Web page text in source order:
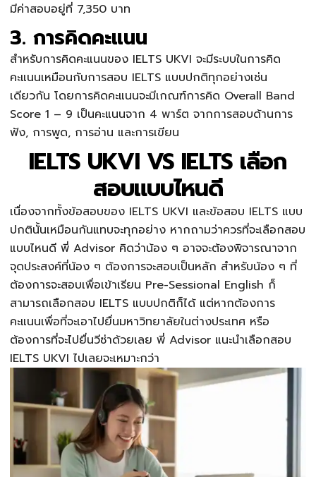
มีค่าสอบอยู่ที่ 7,350 บาท
3. การคิดคะแนน
สำหรับการคิดคะแนนของ IELTS UKVI จะมีระบบในการคิด
คะแนนเหมือนกับการสอบ IELTS แบบปกติทุกอย่างเช่น
เดียวกัน โดยการคิดคะแนนจะมีเกณฑ์การคิด Overall Band
Score 1 – 9 เป็นคะแนนจาก 4 พาร์ต จากการสอบด้านการ
ฟัง, การพูด, การอ่าน และการเขียน
IELTS UKVI VS IELTS เลือก
สอบแบบไหนดี
เนื่องจากทั้งข้อสอบของ IELTS UKVI และข้อสอบ IELTS แบบ
ปกตินั้นเหมือนกันแทบจะทุกอย่าง หากถามว่าควรที่จะเลือกสอบ
แบบไหนดี พี่ Advisor คิดว่าน้อง ๆ อาจจะต้องพิจารณาจาก
จุดประสงค์ที่น้อง ๆ ต้องการจะสอบเป็นหลัก สำหรับน้อง ๆ ที่
ต้องการจะสอบเพื่อเข้าเรียน Pre-Sessional English ก็
สามารถเลือกสอบ IELTS แบบปกติก็ได้ แต่หากต้องการ
คะแนนเพื่อที่จะเอาไปยื่นมหาวิทยาลัยในต่างประเทศ หรือ
ต้องการที่จะไปยื่นวีซ่าด้วยเลย พี่ Advisor แนะนำเลือกสอบ
IELTS UKVI ไปเลยจะเหมาะกว่า